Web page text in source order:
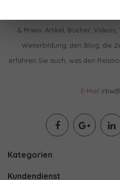
& Praxis: Artikel, Bücher,
Weiterbildung, den Blog, die
erfahren Sie auch, was den
E-Mail
Kategorien
Kundendienst